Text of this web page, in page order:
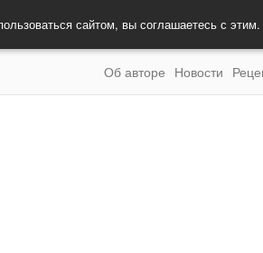
сайтом, вы соглашаетесь с этим.
Об авторе Новости